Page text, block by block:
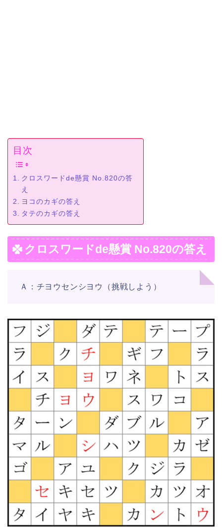
目次
クロスワードde懸賞 No.820の答
え
ヨコのカギの答え
タテのカギの答え
クロスワードde懸賞 No.820の答え
Ａ：チヨウセンシヨウ（挑戦しよう）